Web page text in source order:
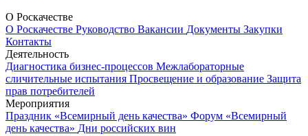
О Роскачестве
О Роскачестве Руководство Вакансии Документы Закупки
Контакты
Деятельность
Диагностика бизнес-процессов Межлабораторные
сличительные испытания Просвещение и образование Защита
прав потребителей
Мероприятия
Праздник «Всемирный день качества» Форум «Всемирный
день качества» Дни российских вин